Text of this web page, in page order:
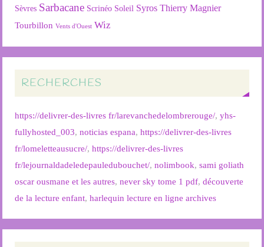
Sèvres Sarbacane Scrinéo Soleil Syros Thierry Magnier
Tourbillon Vents d'Ouest Wiz
RECHERCHES
https://delivrer-des-livres fr/larevanchedelombrerouge/,yhs-
fullyhosted_003,noticias espana,https://delivrer-des-livres
fr/lomeletteausucre/,https://delivrer-des-livres
fr/lejournaldadeledepauledubouchet/,nolimbook,sami goliath
oscar ousmane et les autres,never sky tome 1 pdf,découverte
de la lecture enfant,harlequin lecture en ligne archives